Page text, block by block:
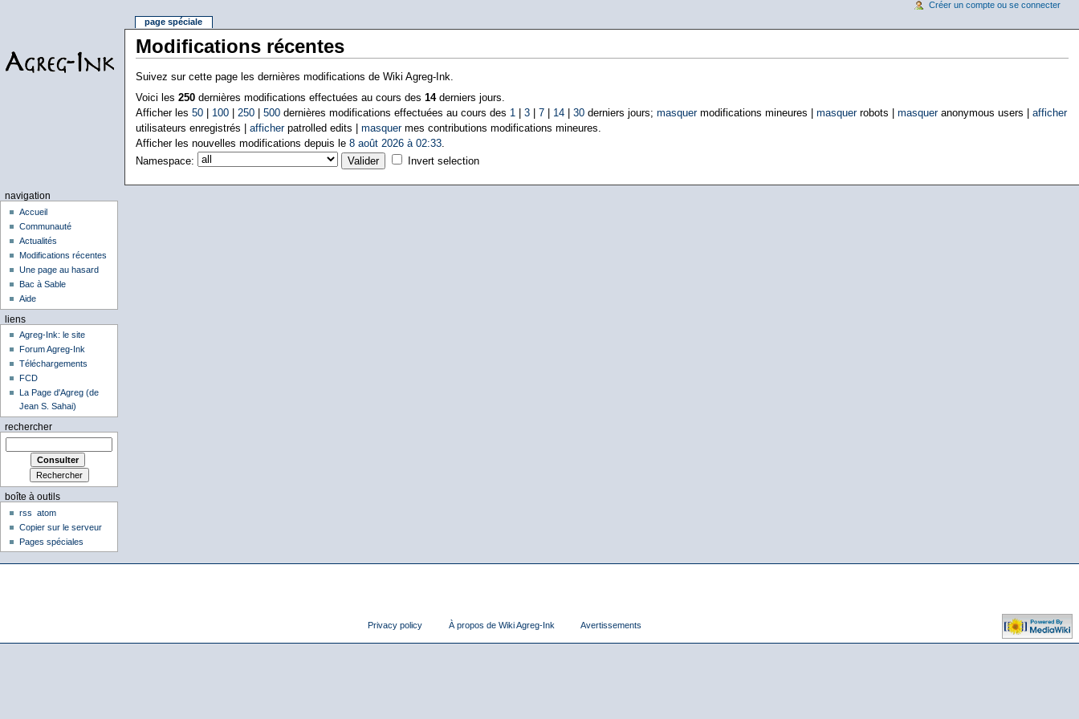
Modifications récentes
Suivez sur cette page les dernières modifications de Wiki Agreg-Ink.
Voici les 250dernières modifications effectuées au cours des 14derniers jours.
Afficher les 50| 100| 250| 500dernières modifications effectuées au cours des 1 3| 7| 14| 30derniers jours; masquermodifications mineures | masquerrobots | masqueranonymous users | afficher
utilisateurs enregistrés | afficherpatrolled edits | masquermes contributions modifications mineures.
Afficher les nouvelles modifications depuis le 8 août 2026 à 02:33.
Namespace:
Invert selection
page spéciale
Créer un compte ou se connecter
navigation
Accueil
Communauté
Actualités
Modifications récentes
Une page au hasard
Bac à Sable
Aide
liens
Agreg-Ink: le site
Forum Agreg-Ink
Téléchargements
FCD
La Page d'Agreg (de
Jean S. Sahai)
rechercher
boîte à outils
rss
atom
Copier sur le serveur
Pages spéciales
Privacy policy À propos de Wiki Agreg-Ink Avertissements